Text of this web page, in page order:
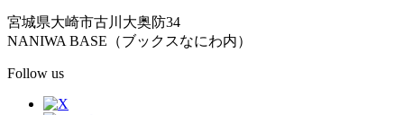
宮城県大崎市古川大奥防34
NANIWA BASE（ブックスなにわ内）
Follow us